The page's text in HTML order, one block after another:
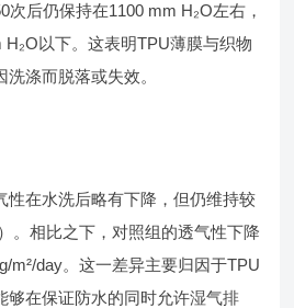
后仍保持在1100 mm H₂O左右，
以下。这表明TPU薄膜与织物
涤而脱落或失效。
性在水洗后略有下降，但仍维持较
。相比之下，对照组的透气性下降
m²/day。这一差异主要归因于TPU
够在保证防水的同时允许湿气排